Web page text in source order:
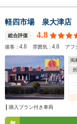
軽四市場 泉大津店
総合評価 4.8
接客：4.8 雰囲気：4.8 アフ
掲
購入プラン付き車両